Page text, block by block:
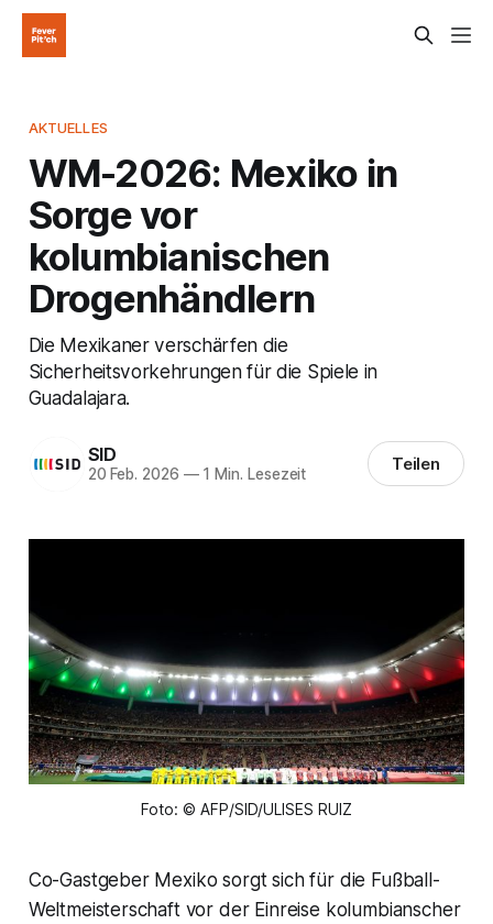
AKTUELLES
WM-2026: Mexiko in
Sorge vor
kolumbianischen
Drogenhändlern
Die Mexikaner verschärfen die
Sicherheitsvorkehrungen für die Spiele in
Guadalajara.
SID
20 Feb. 2026 —1 Min. Lesezeit Teilen
Foto: © AFP/SID/ULISES RUIZ
Co-Gastgeber Mexiko sorgt sich für die Fußball-
Weltmeisterschaft vor der Einreise kolumbianscher